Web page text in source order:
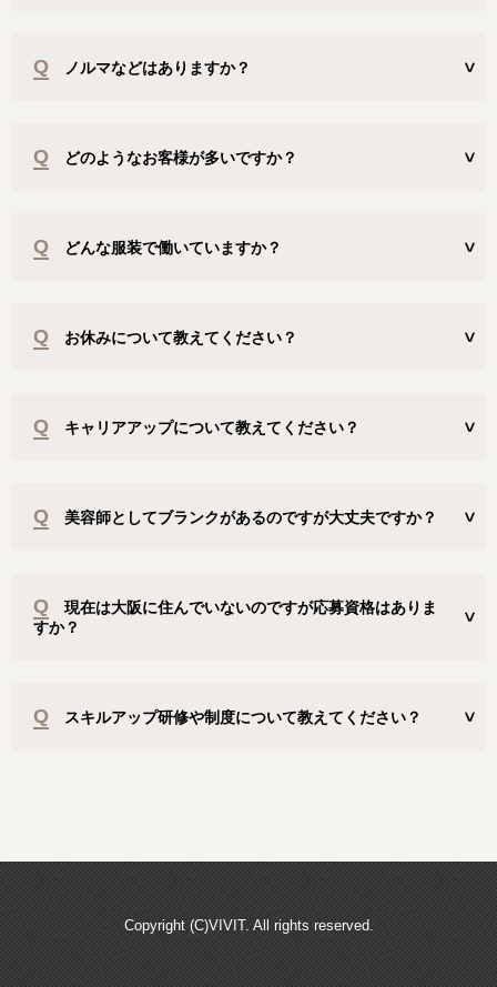
Q ノルマなどはありますか？
Q どのようなお客様が多いですか？
Q どんな服装で働いていますか？
Q お休みについて教えてください？
Q キャリアアップについて教えてください？
Q 美容師としてブランクがあるのですが大丈夫ですか？
Q 現在は大阪に住んでいないのですが応募資格はありま
すか？
Q スキルアップ研修や制度について教えてください？
Copyright (C)VIVIT. All rights reserved.